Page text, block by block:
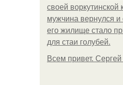
своей воркутинской
мужчина вернулся и
его жилище стало
для стаи голубей.
Всем привет. Сергей